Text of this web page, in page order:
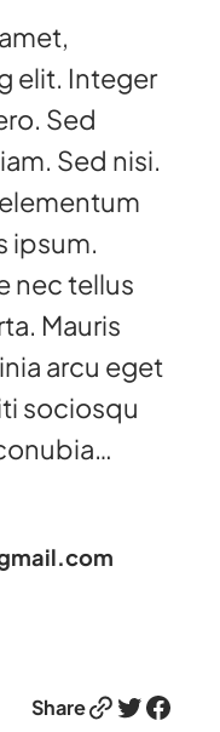
elit. Integer
Sed
Sed nisi.
ipsum.
nec tellus
Mauris
arcu eget
sociosqu
ShareLink Twitter Facebook